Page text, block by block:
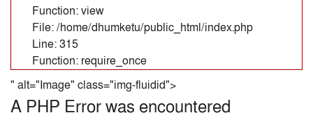
Function: view
File: /home/dhumketu/public_html/index.php
Line: 315
Function: require_once
" alt="Image" class="img-fluidid">
A PHP Error was encountered